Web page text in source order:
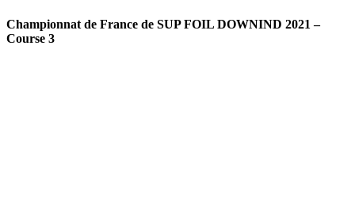
Championnat de France de SUP FOIL DOWNIND 2021 –
Course 3